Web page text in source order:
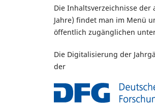
Die Inhaltsverzeichnisse der
Jahre) findet man im Menü
öffentlich zugänglichen unter
Die Digitalisierung der
der